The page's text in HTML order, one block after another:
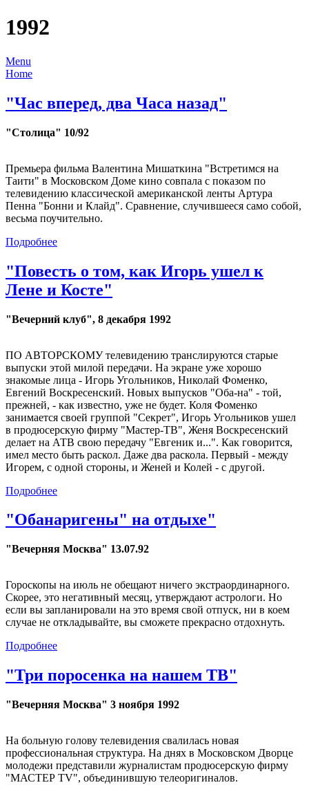
1992
Menu
Home
"Час вперед, два Часа назад"
"Столица" 10/92
Премьера фильма Валентина Мишаткина "Встретимся на
Таити" в Московском Доме кино совпала с показом по
телевидению классической американской ленты Артура
Пенна "Бонни и Клайд". Сравнение, случившееся само собой,
весьма поучительно.
Подробнее
"Повесть о том, как Игорь ушел к
Лене и Косте"
"Вечерний клуб", 8 декабря 1992
ПО АВТОРСКОМУ телевидению транслируются старые
выпуски этой милой передачи. На экране уже хорошо
знакомые лица - Игорь Угольников, Николай Фоменко,
Евгений Воскресенский. Новых выпусков "Оба-на" - той,
прежней, - как известно, уже не будет. Коля Фоменко
занимается своей группой "Секрет", Игорь Угольников ушел
в продюсерскую фирму "Мастер-ТВ", Женя Воскресенский
делает на АТВ свою передачу "Евгеник и...". Как говорится,
имел место быть раскол. Даже два раскола. Первый - между
Игорем, с одной стороны, и Женей и Колей - с другой.
Подробнее
"Обанаригены" на отдыхе"
"Вечерняя Москва" 13.07.92
Гороскопы на июль не обещают ничего экстраординарного.
Скорее, это негативный месяц, утверждают астрологи. Но
если вы запланировали на это время свой отпуск, ни в коем
случае не откладывайте, вы сможете прекрасно отдохнуть.
Подробнее
"Три поросенка на нашем ТВ"
"Вечерняя Москва" 3 ноября 1992
На больную голову телевидения свалилась новая
профессиональная структура. На днях в Московском Дворце
молодежи представили журналистам продюсерскую фирму
"МАСТЕР TV", объединившую телеоригиналов.